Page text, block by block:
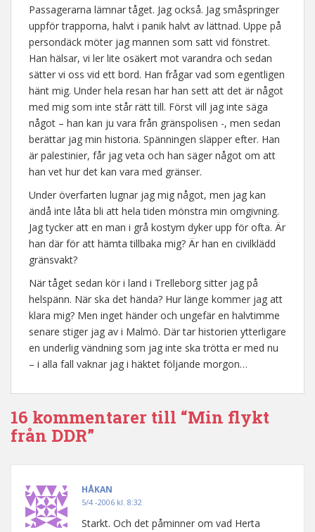
Passagerarna lämnar tåget. Jag också. Jag småspringer
uppför trapporna, halvt i panik halvt av lättnad. Uppe på
persondäck möter jag mannen som satt vid fönstret.
Han hälsar, vi ler lite osäkert mot varandra och sedan
sätter vi oss vid ett bord. Han frågar vad som egentligen
hänt mig. Under hela resan har han sett att det är något
med mig som inte står rätt till. Först vill jag inte säga
något – han kan ju vara från gränspolisen -, men sedan
berättar jag min historia. Spänningen släpper efter. Han
är palestinier, får jag veta och han säger något om att
han vet hur det kan vara med gränser.
Under överfarten lugnar jag mig något, men jag kan
ändå inte låta bli att hela tiden mönstra min omgivning.
Jag tycker att en man i grå kostym dyker upp för ofta. Är
han där för att hämta tillbaka mig? Är han en civilklädd
gränsvakt?
När tåget sedan kör i land i Trelleborg sitter jag på
helspänn. När ska det hända? Hur länge kommer jag att
klara mig? Men inget händer och ungefär en halvtimme
senare stiger jag av i Malmö. Där tar historien ytterligare
en underlig vändning som jag inte ska trötta er med nu
– i alla fall vaknar jag i häktet följande morgon…
16 kommentarer till “Min flykt
från DDR”
HÅKAN
5/4 -2006 kl. 8:32
Starkt. Och det påminner om vad Herta